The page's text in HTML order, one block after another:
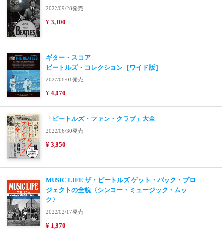
2022/09/28発売
¥ 3,300
ギター・スコア
ビートルズ・コレクション［ワイド版］
2022/08/01発売
¥ 4,070
「ビートルズ・ファン・クラブ」大全
2022/06/30発売
¥ 3,850
MUSIC LIFE ザ・ビートルズ ゲット・バック・プロ
ジェクトの全貌〈シンコー・ミュージック・ムッ
ク〉
2022/02/17発売
¥ 1,870